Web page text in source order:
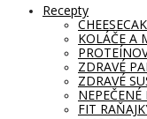
Recepty
KOLÁČE A
ZDRAVÉ
ZDRAVÉ
NEPEČENÉ
FIT